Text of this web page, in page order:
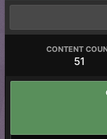
CONTENT
51